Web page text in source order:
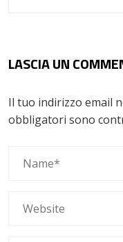
LASCIA UN
Il tuo indirizzo email
obbligatori sono